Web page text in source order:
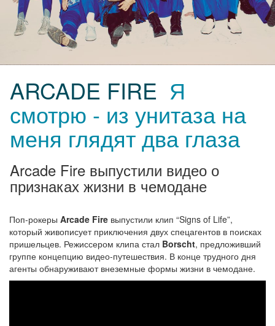
ARCADE FIRE Я
смотрю - из унитаза на
меня глядят два глаза
Arcade Fire выпустили видео о
признаках жизни в чемодане
Поп-рокеры Arcade Fire выпустили клип “Signs of Life”,
который живописует приключения двух спецагентов в поисках
пришельцев. Режиссером клипа стал Borscht, предложивший
группе концепцию видео-путешествия. В конце трудного дня
агенты обнаруживают внеземные формы жизни в чемодане.